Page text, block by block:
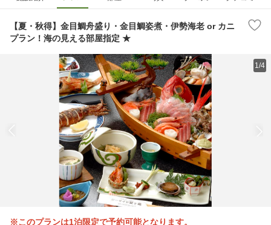
【夏・秋得】金目鯛舟盛り・金目鯛姿煮・伊勢海老 or カニ
プラン！海の見える部屋指定 ★
1/4
※このプランは1泊限定で予約可能となります。